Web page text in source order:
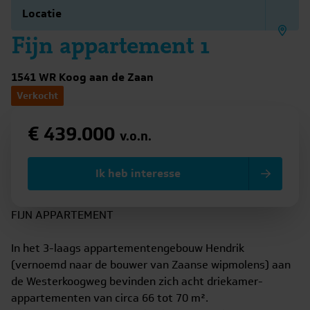
Fijn appartement 1
1541 WR Koog aan de Zaan
Verkocht
Locatie
€ 439.000 v.o.n.
Ik heb interesse
FIJN APPARTEMENT
In het 3-laags appartementengebouw Hendrik
(vernoemd naar de bouwer van Zaanse wipmolens) aan
de Westerkoogweg bevinden zich acht driekamer-
appartementen van circa 66 tot 70 m².